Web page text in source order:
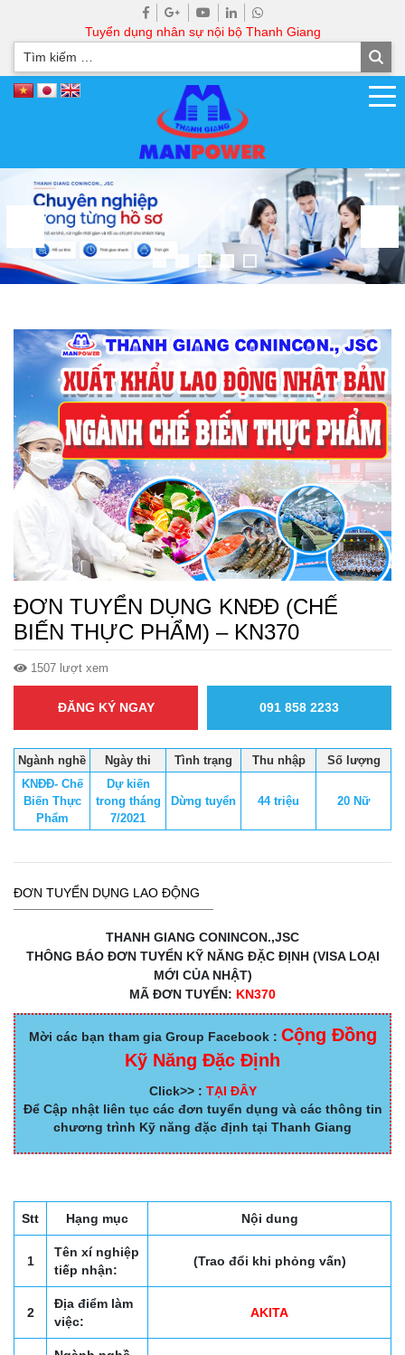
Tuyển dụng nhân sự nội bộ Thanh Giang
ĐƠN TUYỂN DỤNG KNĐĐ (CHẾ
BIẾN THỰC PHẨM) – KN370
1507 lượt xem
ĐĂNG KÝ NGAY 091 858 2233
Ngành nghề Ngày thi Tình trạng Thu nhập
Số lượng
KNĐĐ- Chế
Biến Thực
Phẩm
Dự kiến
trong tháng
7/2021
Dừng tuyển 44 triệu 20 Nữ
ĐƠN TUYỂN DỤNG LAO ĐỘNG
THANH GIANG CONINCON.,JSC
THÔNG BÁO ĐƠN TUYỂN KỸ NĂNG ĐẶC ĐỊNH (VISA LOẠI
MỚI CỦA NHẬT)
MÃ ĐƠN TUYỂN: KN370
Mời các bạn tham gia Group Facebook : Cộng Đồng
Kỹ Năng Đặc Định
Click>> : TẠI ĐÂY
Để Cập nhật liên tục các đơn tuyển dụng và các thông tin
chương trình Kỹ năng đặc định tại Thanh Giang
Stt Hạng mục Nội dung
1
Tên xí nghiệp
tiếp nhận:
(Trao đổi khi phỏng vấn)
2
Địa điểm làm
việc:
AKITA